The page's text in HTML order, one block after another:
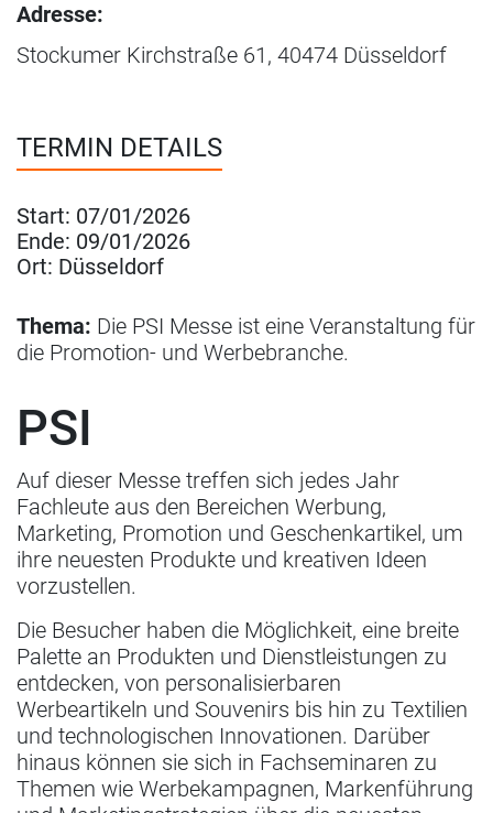
Adresse:
Stockumer Kirchstraße 61, 40474 Düsseldorf
TERMIN DETAILS
Start: 07/01/2026
Ende: 09/01/2026
Ort: Düsseldorf
Thema: Die PSI Messe ist eine Veranstaltung für
die Promotion- und Werbebranche.
PSI
Auf dieser Messe treffen sich jedes Jahr
Fachleute aus den Bereichen Werbung,
Marketing, Promotion und Geschenkartikel, um
ihre neuesten Produkte und kreativen Ideen
vorzustellen.
Die Besucher haben die Möglichkeit, eine breite
Palette an Produkten und Dienstleistungen zu
entdecken, von personalisierbaren
Werbeartikeln und Souvenirs bis hin zu Textilien
und technologischen Innovationen. Darüber
hinaus können sie sich in Fachseminaren zu
Themen wie Werbekampagnen, Markenführung